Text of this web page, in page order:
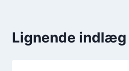
Lignende indlæg